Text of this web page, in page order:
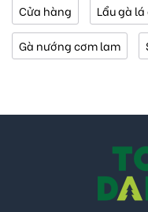
Cửa hàng Lẩu gà lá
Gà nướng cơm lam